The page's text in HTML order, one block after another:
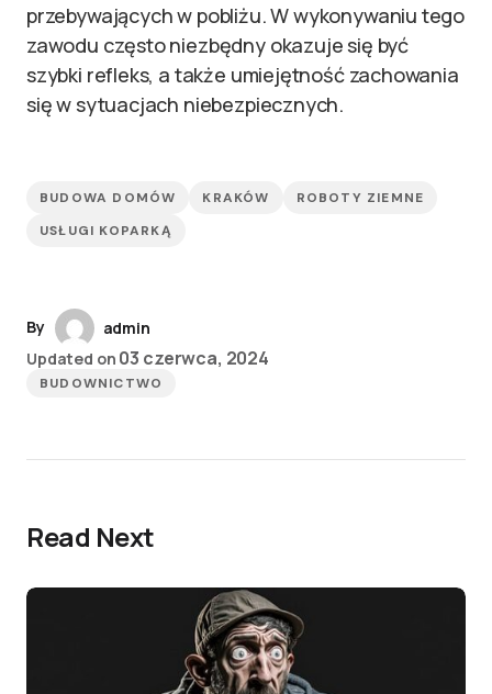
przebywających w pobliżu. W wykonywaniu tego
zawodu często niezbędny okazuje się być
szybki refleks, a także umiejętność zachowania
się w sytuacjach niebezpiecznych.
BUDOWA DOMÓW KRAKÓW
ROBOTY ZIEMNE
USŁUGI KOPARKĄ
By
admin
Updated on 03 czerwca, 2024
BUDOWNICTWO
Read Next